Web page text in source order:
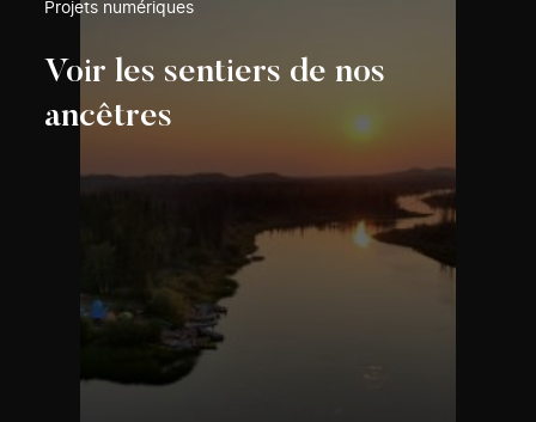
Projets numériques
Voir les sentiers de nos
ancêtres